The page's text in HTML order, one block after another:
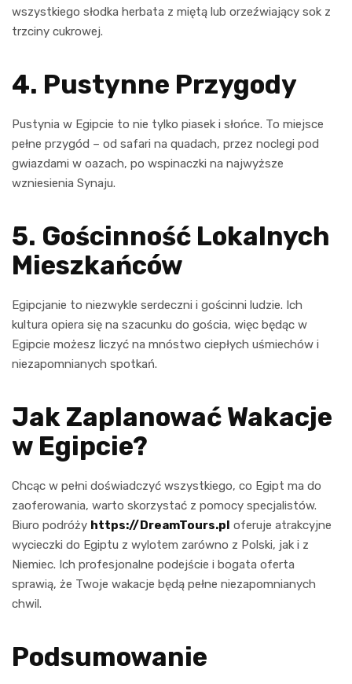
wszystkiego słodka herbata z miętą lub orzeźwiający sok z
trzciny cukrowej.
4. Pustynne Przygody
Pustynia w Egipcie to nie tylko piasek i słońce. To miejsce
pełne przygód – od safari na quadach, przez noclegi pod
gwiazdami w oazach, po wspinaczki na najwyższe
wzniesienia Synaju.
5. Gościnność Lokalnych
Mieszkańców
Egipcjanie to niezwykle serdeczni i gościnni ludzie. Ich
kultura opiera się na szacunku do gościa, więc będąc w
Egipcie możesz liczyć na mnóstwo ciepłych uśmiechów i
niezapomnianych spotkań.
Jak Zaplanować Wakacje
w Egipcie?
Chcąc w pełni doświadczyć wszystkiego, co Egipt ma do
zaoferowania, warto skorzystać z pomocy specjalistów.
Biuro podróży https://DreamTours.pl oferuje atrakcyjne
wycieczki do Egiptu z wylotem zarówno z Polski, jak i z
Niemiec. Ich profesjonalne podejście i bogata oferta
sprawią, że Twoje wakacje będą pełne niezapomnianych
chwil.
Podsumowanie